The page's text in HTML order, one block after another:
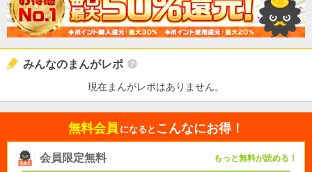
みんなのまんがレポ
現在まんがレポはありません。
無料会員 になると こんなにお得！
会員限定無料 もっと無料が読める！